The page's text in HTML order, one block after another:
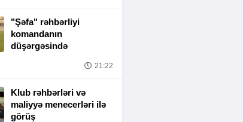
"Şəfa" rəhbərliyi
komandanın
düşərgəsində
21:22
Klub rəhbərləri və
maliyyə menecerləri ilə
görüş